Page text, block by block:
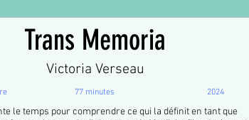
Trans Memoria
Victoria Verseau
77 minutes 2024
le temps pour comprendre ce qui la définit en tant que